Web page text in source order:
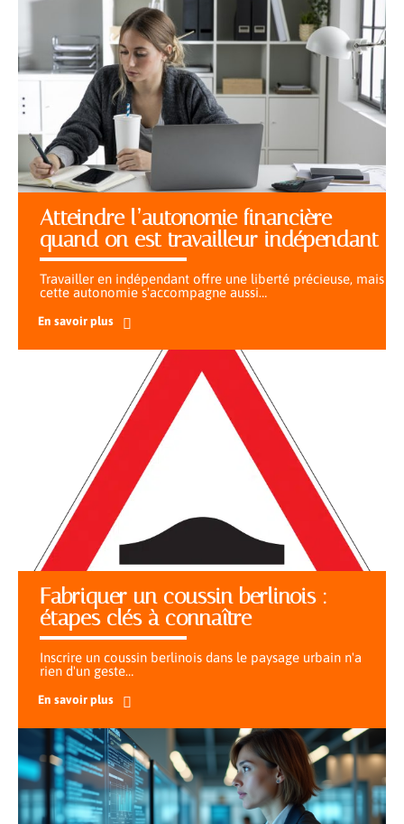
Atteindre l’autonomie financière
quand on est travailleur indépendant
Travailler en indépendant offre une liberté précieuse, mais
cette autonomie s'accompagne aussi…
En savoir plus
Fabriquer un coussin berlinois :
étapes clés à connaître
Inscrire un coussin berlinois dans le paysage urbain n'a
rien d'un geste…
En savoir plus